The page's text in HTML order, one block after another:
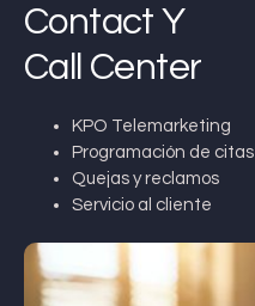
Contact Y
Call Center
KPO Telemarketing
Programación de citas
Quejas y reclamos
Servicio al cliente